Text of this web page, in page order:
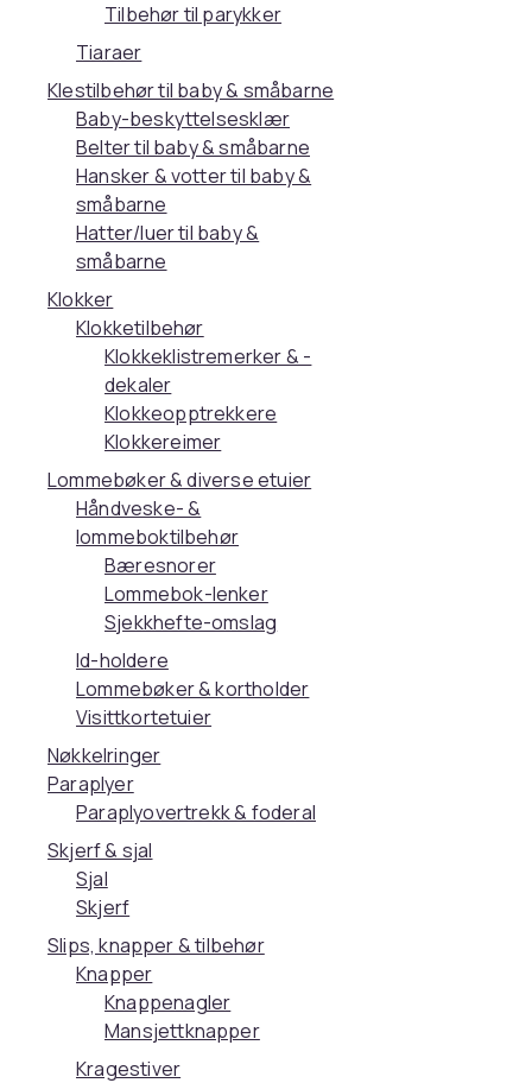
Tilbehør til parykker
Tiaraer
Klestilbehør til baby & småbarne
Baby-beskyttelsesklær
Belter til baby & småbarne
Hansker & votter til baby &
småbarne
Hatter/luer til baby &
småbarne
Klokker
Klokketilbehør
Klokkeklistremerker & -
dekaler
Klokkeopptrekkere
Klokkereimer
Lommebøker & diverse etuier
Håndveske- &
lommeboktilbehør
Bæresnorer
Lommebok-lenker
Sjekkhefte-omslag
Id-holdere
Lommebøker & kortholder
Visittkortetuier
Nøkkelringer
Paraplyer
Paraplyovertrekk & foderal
Skjerf & sjal
Sjal
Skjerf
Slips, knapper & tilbehør
Knapper
Knappenagler
Mansjettknapper
Kragestiver